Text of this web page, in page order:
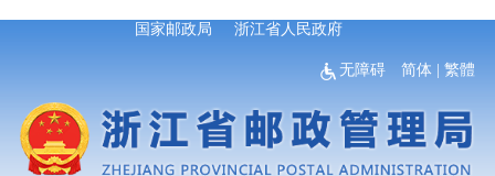
国家邮政局 浙江省人民政府
无障碍 简体 |繁體